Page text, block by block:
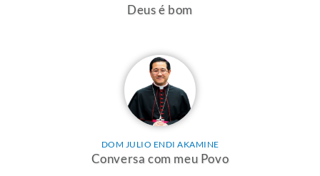
Deus é bom
DOM JULIO ENDI AKAMINE
Conversa com meu Povo